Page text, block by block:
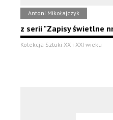
Antoni Mikołajczyk
z serii "Zapisy świetlne
Kolekcja Sztuki XX i XXI wieku